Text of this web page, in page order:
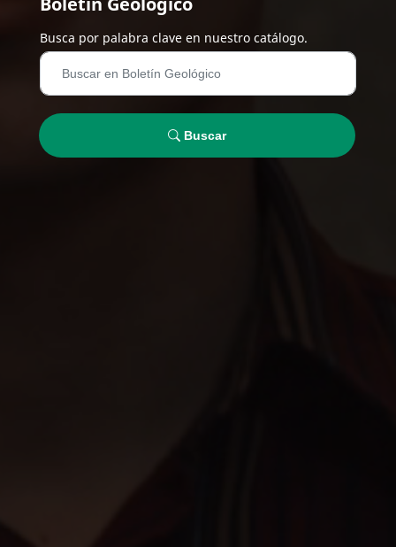
Busca por palabra clave en nuestro catálogo.
Buscar